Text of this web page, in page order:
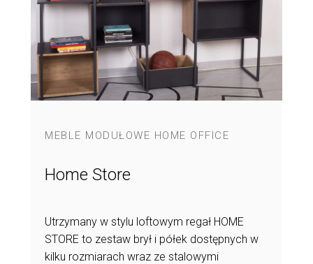
MEBLE MODUŁOWE HOME OFFICE
Home Store
Utrzymany w stylu loftowym regał HOME
STORE to zestaw brył i półek dostępnych w
kilku rozmiarach wraz ze stalowymi